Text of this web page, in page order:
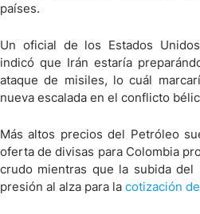
países.
Un oficial de los Estados
indicó que Irán estaría
ataque de misiles, lo cuál
nueva escalada en el conflicto
Más altos precios del Petróleo
oferta de divisas para Colombia
crudo mientras que la subida
presión al alza para la cotización